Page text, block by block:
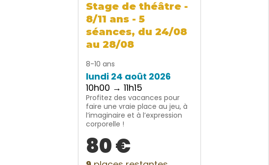
Stage de théâtre -
8/11 ans - 5
séances, du 24/08
au 28/08
8-10 ans
lundi 24 août 2026
10h00 → 11h15
Profitez des vacances pour
faire une vraie place au jeu, à
l’imaginaire et à l’expression
corporelle !
80 €